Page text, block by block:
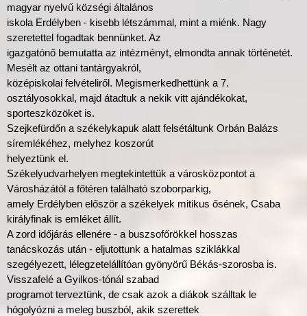
magyar nyelvű községi általános
iskola Erdélyben - kisebb létszámmal, mint a miénk. Nagy
szeretettel fogadtak bennünket. Az
igazgatónő bemutatta az intézményt, elmondta annak történetét.
Mesélt az ottani tantárgyakról,
középiskolai felvételiről. Megismerkedhettünk a 7.
osztályosokkal, majd átadtuk a nekik vitt ajándékokat,
sporteszközöket is.
Szejkefürdőn a székelykapuk alatt felsétáltunk Orbán Balázs
síremlékéhez, melyhez koszorút
helyeztünk el.
Székelyudvarhelyen megtekintettük a városközpontot a
Városházától a főtéren található szoborparkig,
amely Erdélyben először a székelyek mitikus ősének, Csaba
királyfinak is emléket állít.
A zord időjárás ellenére - a buszsofőrökkel hosszas
tanácskozás után - eljutottunk a hatalmas sziklákkal
szegélyezett, lélegzetelállítóan gyönyörű Békás-szorosba is.
Visszafelé a Gyilkos-tónál szabad
programot terveztünk, de csak azok a diákok szálltak le
hógolyózni a meleg buszból, akik szerettek